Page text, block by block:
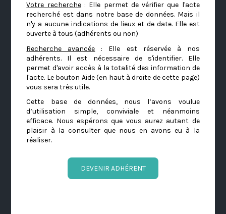
Votre recherche: Elle permet de vérifier que l'acte
recherché est dans notre base de données. Mais il
n'y a aucune indications de lieux et de date. Elle est
ouverte à tous (adhérents ou non)
Recherche avancée : Elle est réservée à nos
adhérents. Il est nécessaire de s'identifier. Elle
permet d'avoir accès à la totalité des information de
l'acte. Le bouton Aide (en haut à droite de cette page)
vous sera très utile.
Cette base de données, nous l’avons voulue
d’utilisation simple, conviviale et néanmoins
efficace. Nous espérons que vous aurez autant de
plaisir à la consulter que nous en avons eu à la
réaliser.
DEVENIR ADHÉRENT